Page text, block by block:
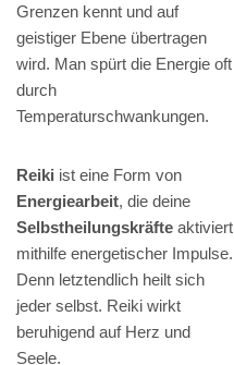
Grenzen kennt und auf
geistiger Ebene übertragen
wird. Man spürt die Energie oft
durch
Temperaturschwankungen.
Reiki ist eine Form von
Energiearbeit, die deine
Selbstheilungskräfte aktiviert
mithilfe energetischer Impulse.
Denn letztendlich heilt sich
jeder selbst. Reiki wirkt
beruhigend auf Herz und
Seele.